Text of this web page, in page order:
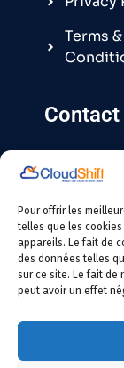
Pour offrir les
telles que les
appareils. Le fait de
des données telles
sur ce site. Le fait de
peut avoir un effet
Contact
France:
Tunisie :
Terms &